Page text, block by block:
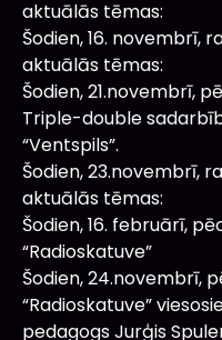
aktuālās tēmas:
Šodien, 16. novembrī,
aktuālās tēmas:
Šodien, 21.novembrī,
Triple-double
“Ventspils”.
Šodien, 23.novembrī,
aktuālās tēmas:
Šodien, 16. februārī,
“Radioskatuve”
Šodien, 24.novembrī,
“Radioskatuve”
pedagogs Jurģis